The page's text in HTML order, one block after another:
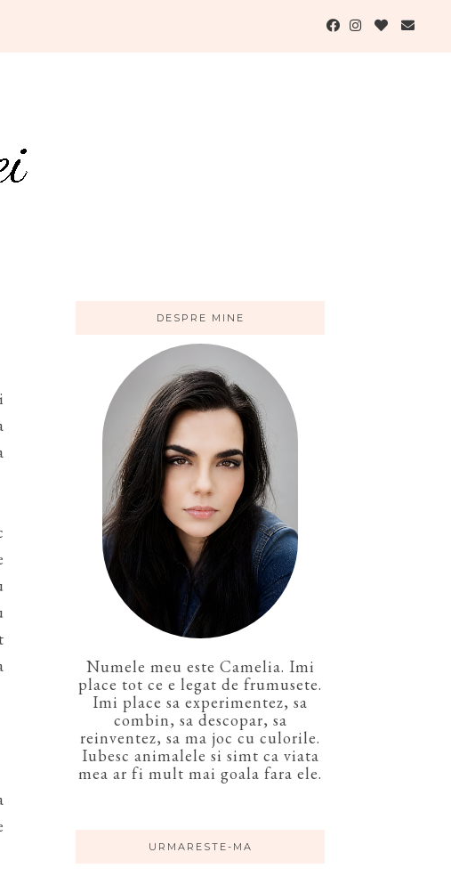
DESPRE MINE
Numele meu este Camelia. Imi
place tot ce e legat de frumusete.
Imi place sa experimentez, sa
combin, sa descopar, sa
reinventez, sa ma joc cu culorile.
Iubesc animalele si simt ca viata
mea ar fi mult mai goala fara ele.
URMARESTE-MA